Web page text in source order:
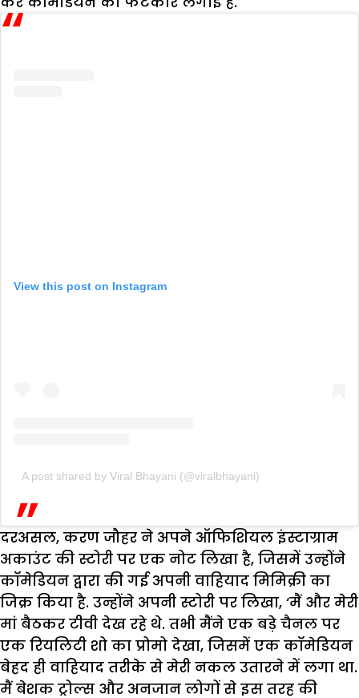
View this post on Instagram
A post shared by Viral Bhayani (@viralbhayani)
दरअसल, करण जौहर ने अपने ऑफिशियल इंस्टाग्राम
अकाउंट की स्टोरी पर एक नोट लिखा है, जिसमें उन्होंने
कॉमेडियन द्वारा की गई अपनी वाहियाद मिमिक्री का
जिक्र किया है. उन्होंने अपनी स्टोरी पर लिखा, ‘मैं और मेरी
मां बैठकर टीवी देख रहे थे. तभी मैंने एक बड़े चैनल पर
एक रियलिटी शो का प्रोमो देखा, जिसमें एक कॉमेडियन
बेहद ही वाहियाद तरीके से मेरी नकल उतारने में लगा था.
मैं बेशक ट्रोल्स और अनजान लोगों से इस तरह की